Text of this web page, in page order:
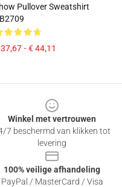
Pullover Sweatshirt
- € 44,11
Winkel met vertrouwen
7 beschermd van klikken tot
levering
100% veilige afhandeling
PayPal / MasterCard / Visa